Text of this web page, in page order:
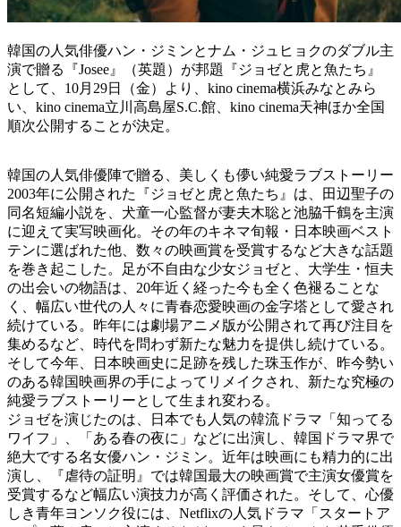
韓国の人気俳優ハン・ジミンとナム・ジュヒョクのダブル主
演で贈る『Josee』（英題）が邦題『ジョゼと虎と魚たち』
として、10月29日（金）より、kino cinema横浜みなとみら
い、kino cinema立川高島屋S.C.館、kino cinema天神ほか全国
順次公開することが決定。
韓国の人気俳優陣で贈る、美しくも儚い純愛ラブストーリー
2003年に公開された『ジョゼと虎と魚たち』は、田辺聖子の
同名短編小説を、犬童一心監督が妻夫木聡と池脇千鶴を主演
に迎えて実写映画化。その年のキネマ旬報・日本映画ベスト
テンに選ばれた他、数々の映画賞を受賞するなど大きな話題
を巻き起こした。足が不自由な少女ジョゼと、大学生・恒夫
の出会いの物語は、20年近く経った今も全く色褪ることな
く、幅広い世代の人々に青春恋愛映画の金字塔として愛され
続けている。昨年には劇場アニメ版が公開されて再び注目を
集めるなど、時代を問わず新たな魅力を提供し続けている。
そして今年、日本映画史に足跡を残した珠玉作が、昨今勢い
のある韓国映画界の手によってリメイクされ、新たな究極の
純愛ラブストーリーとして生まれ変わる。
ジョゼを演じたのは、日本でも人気の韓流ドラマ「知ってる
ワイフ」、「ある春の夜に」などに出演し、韓国ドラマ界で
絶大でする名女優ハン・ジミン。近年は映画にも精力的に出
演し、『虐待の証明』では韓国最大の映画賞で主演女優賞を
受賞するなど幅広い演技力が高く評価された。そして、心優
しき青年ヨンソク役には、Netflixの人気ドラマ「スタートア